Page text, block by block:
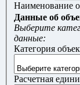
Наименование
Данные об
Выберите
данные:
Категория
Расчетная